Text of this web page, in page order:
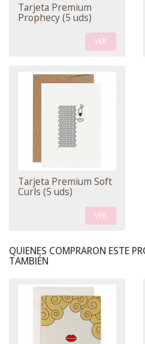
Tarjeta Premium
Prophecy (5 uds)
VER
Tarjeta Premium Soft
Curls (5 uds)
VER
QUIENES COMPRARON ESTE
TAMBIÉN